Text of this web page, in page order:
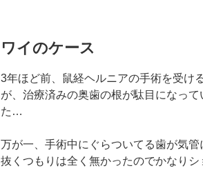
ワイのケース
3年ほど前、鼠経ヘルニアの手術を受け
が、治療済みの奥歯の根が駄目になっ
た…
万が一、手術中にぐらついてる歯が気
抜くつもりは全く無かったのでかなり